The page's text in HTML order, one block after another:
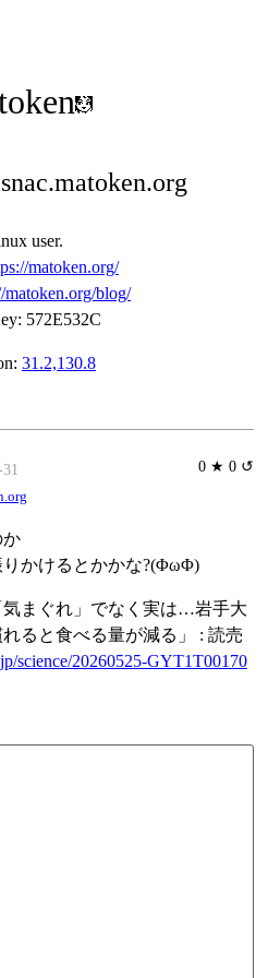
user.
matoken.org/
matoken.org/blog/
: 572E532C
31.2,130.8
0 ★ 0 ↺
か
かけるとかかな?(ΦωΦ)
まぐれ」でなく実は…岩手大
ると食べる量が減る」 : 読売
science/20260525-GYT1T00170